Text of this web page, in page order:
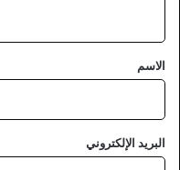
*
الاسم
البريد الإلكتروني